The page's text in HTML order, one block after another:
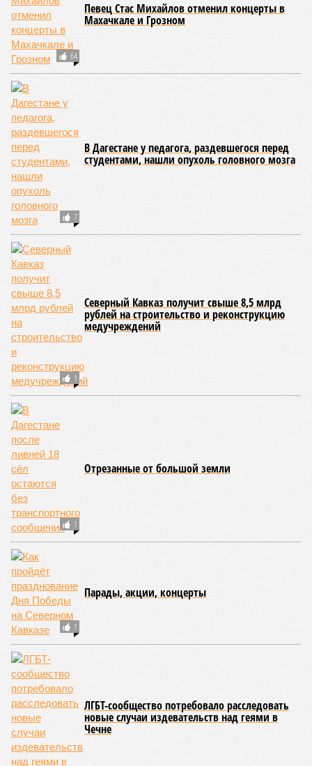
64
Певец Стас Михайлов отменил концерты в
Махачкале и Грозном
7
В Дагестане у педагога, раздевшегося перед
студентами, нашли опухоль головного мозга
1
Северный Кавказ получит свыше 8,5 млрд
рублей на строительство и реконструкцию
медучреждений
1
Отрезанные от большой земли
1
Парады, акции, концерты
ЛГБТ-сообщество потребовало расследовать
новые случаи издевательств над геями в
Чечне